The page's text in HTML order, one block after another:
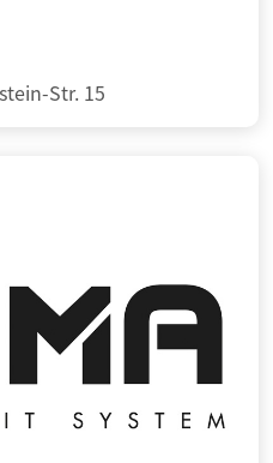
Str. 15